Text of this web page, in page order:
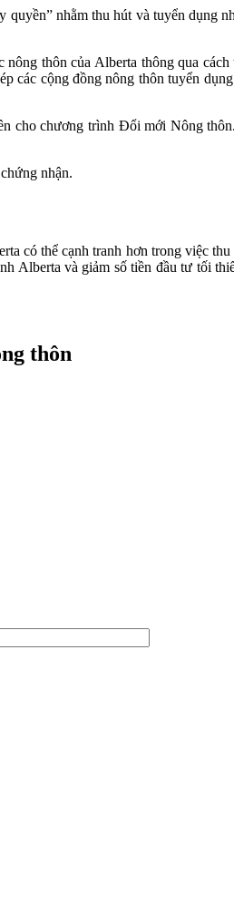
nhằm thu hút và tuyển dụng
thôn của Alberta thông qua
các cộng đồng nông thôn tuyển
cho chương trình Đổi mới Nông
nhận.
có thể cạnh tranh hơn trong việc
Alberta và giảm số tiền đầu tư tối
thôn